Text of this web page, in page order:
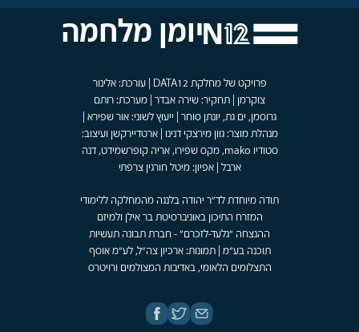
יומן מלחמה
פרויקט של מחלקת DATA12 | עורכת: אלינור
צוקרמן | תחקיר: שירה אבדר | מערכת: רותם
גרוסמן, ים גת, יונתן סוחר | ייעוץ לשוני: אור שפירא |
מנהלת מוצר: גוון מירצקי דנינו | ארטדיירקשן ועיצוב:
סטודיו mako, מקס שפירו, אריה קופרשמידט, דנה
ארבל | אפיון: מיטל חורגין צרפתי
תודה מיוחדת לד"ר יהודה בלנגה מהמחלקה ללימודי
המזרח התיכון באוניברסיטת בר אילן ולמיזם
ההנצחה "גלעד-לזכרם" - חברת תבונה תעשיות
תוכנה בע"מ | תמונות: ארכיון צה"ל, לע"מ אוסף
התצלומים הלאומי, באדיבות המצולמים ורויטרס